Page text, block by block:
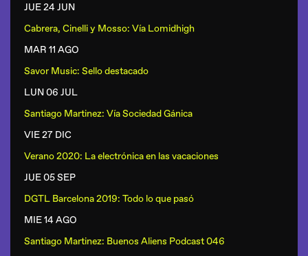
JUE 24 JUN
Cabrera, Cinelli y Mosso: Vía Lomidhigh
MAR 11 AGO
Savor Music: Sello destacado
LUN 06 JUL
Santiago Martinez: Vía Sociedad Gánica
VIE 27 DIC
Verano 2020: La electrónica en las vacaciones
JUE 05 SEP
DGTL Barcelona 2019: Todo lo que pasó
MIE 14 AGO
Santiago Martinez: Buenos Aliens Podcast 046